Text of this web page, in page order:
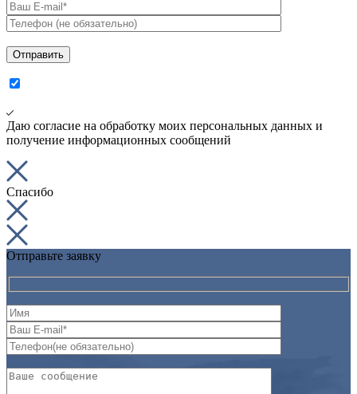
Даю согласие на обработку моих персональных данных и
получение информационных сообщений
Спасибо
Отправьте заявку